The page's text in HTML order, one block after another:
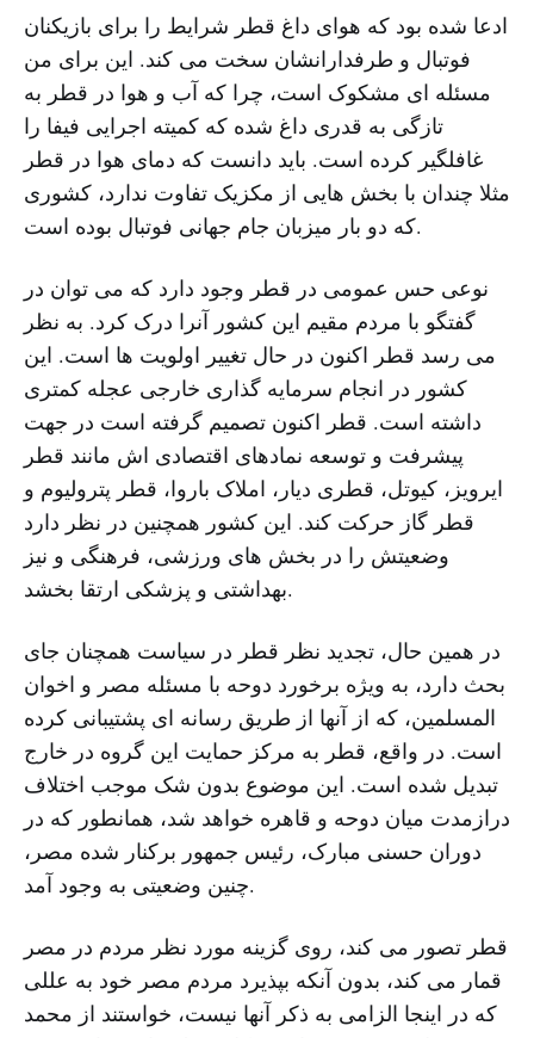
ادعا شده بود که هوای داغ قطر شرایط را برای بازیکنان
فوتبال و طرفدارانشان سخت می کند. این برای من
مسئله ای مشکوک است، چرا که آب و هوا در قطر به
تازگی به قدری داغ شده که کمیته اجرایی فیفا را
غافلگیر کرده است. باید دانست که دمای هوا در قطر
مثلا چندان با بخش هایی از مکزیک تفاوت ندارد، کشوری
که دو بار میزبان جام جهانی فوتبال بوده است.
نوعی حس عمومی در قطر وجود دارد که می توان در
گفتگو با مردم مقیم این کشور آنرا درک کرد. به نظر
می رسد قطر اکنون در حال تغییر اولویت ها است. این
کشور در انجام سرمایه گذاری خارجی عجله کمتری
داشته است. قطر اکنون تصمیم گرفته است در جهت
پیشرفت و توسعه نمادهای اقتصادی اش مانند قطر
ایرویز، کیوتل، قطری دیار، املاک باروا، قطر پترولیوم و
قطر گاز حرکت کند. این کشور همچنین در نظر دارد
وضعیتش را در بخش های ورزشی، فرهنگی و نیز
بهداشتی و پزشکی ارتقا بخشد.
در همین حال، تجدید نظر قطر در سیاست همچنان جای
بحث دارد، به ویژه برخورد دوحه با مسئله مصر و اخوان
المسلمین، که از آنها از طریق رسانه ای پشتیبانی کرده
است. در واقع، قطر به مرکز حمایت این گروه در خارج
تبدیل شده است. این موضوع بدون شک موجب اختلاف
درازمدت میان دوحه و قاهره خواهد شد، همانطور که در
دوران حسنی مبارک، رئیس جمهور برکنار شده مصر،
چنین وضعیتی به وجود آمد.
قطر تصور می کند، روی گزینه مورد نظر مردم در مصر
قمار می کند، بدون آنکه بپذیرد مردم مصر خود به عللی
که در اینجا الزامی به ذکر آنها نیست، خواستند از محمد